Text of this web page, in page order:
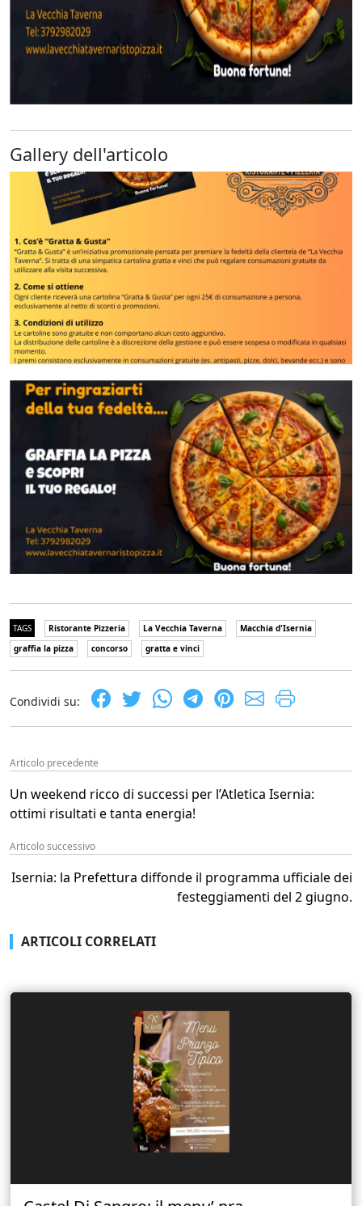
Gallery dell'articolo
TAGS Ristorante Pizzeria La Vecchia Taverna
Macchia d'Isernia
graffia la pizza
concorso gratta e vinci
Condividi su:
Articolo precedente
Un weekend ricco di successi per l’Atletica Isernia:
ottimi risultati e tanta energia!
Articolo successivo
Isernia: la Prefettura diffonde il programma ufficiale dei
festeggiamenti del 2 giugno.
ARTICOLI CORRELATI